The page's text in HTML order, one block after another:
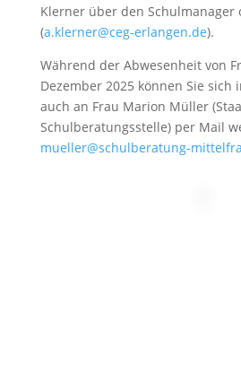
Klerner über den Schulmanager
(a.klerner@ceg-erlangen.de).
Während der Abwesenheit von
Dezember 2025 können Sie sich
auch an Frau Marion Müller
Schulberatungsstelle) per Mail
mueller@schulberatung-